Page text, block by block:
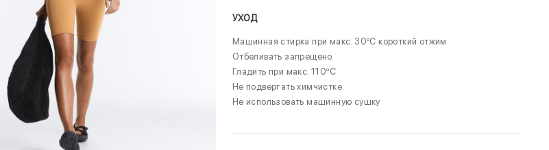
УХОД
Машинная стирка при макс. 30ºC короткий отжим
Отбеливать запрещено
Гладить при макс. 110ºC
Не подвергать химчистке
Не использовать машинную сушку